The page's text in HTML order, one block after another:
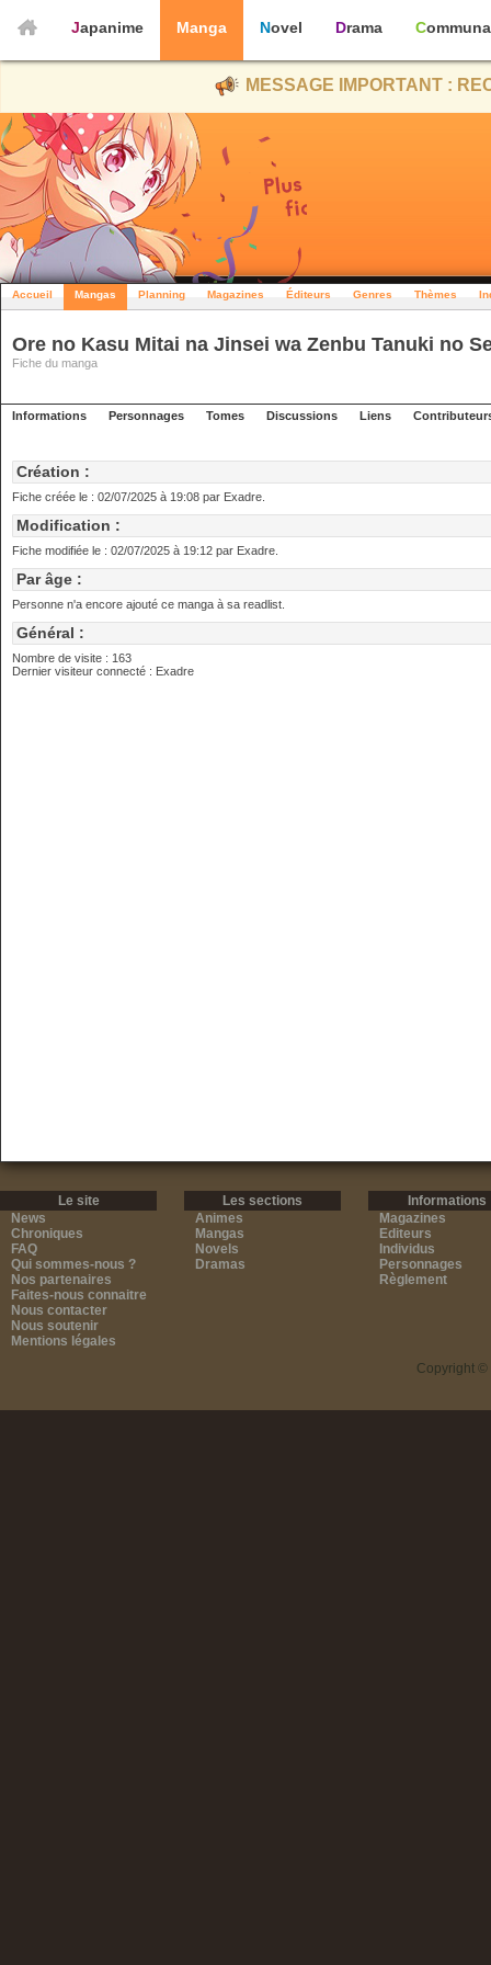
Japanime Manga Novel Drama
MESSAGE IMPORTANT :
Accueil Mangas Planning Magazines Éditeurs Genres Thèmes
Ore no Kasu Mitai na Jinsei wa Zenbu Tanuki no
Fiche du manga
Informations Personnages Tomes Discussions Liens
Création :
Fiche créée le : 02/07/2025 à 19:08 par Exadre.
Modification :
Fiche modifiée le : 02/07/2025 à 19:12 par Exadre.
Par âge :
Personne n'a encore ajouté ce manga à sa readlist.
Général :
Nombre de visite : 163
Dernier visiteur connecté : Exadre
Le site
News
Chroniques
FAQ
Qui sommes-nous ?
Nos partenaires
Faites-nous connaitre
Nous contacter
Nous soutenir
Mentions légales
Les sections
Animes
Mangas
Novels
Dramas
Informations
Magazines
Editeurs
Individus
Personnages
Règlement
Copyright ©